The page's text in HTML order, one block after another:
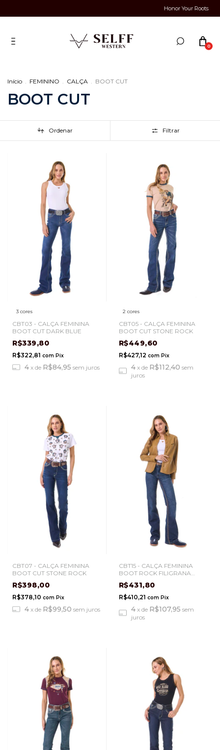
Honor Your Roots Desconto de
0
Início . FEMININO . CALÇA . BOOT CUT
BOOT CUT
Ordenar Filtrar
3 cores
CBT03 - CALÇA FEMININA
BOOT CUT DARK BLUE
R$339,80
R$322,81 com Pix
4 x de R$84,95 sem juros
2 cores
CBT05 - CALÇA FEMININA
BOOT CUT STONE ROCK
R$449,60
R$427,12 com Pix
4 x de R$112,40 sem
juros
CBT07 - CALÇA FEMININA
BOOT CUT STONE ROCK
R$398,00
R$378,10 com Pix
4 x de R$99,50 sem juros
CBT15 - CALÇA FEMININA
BOOT ROCK FILIGRANA
AZUL
R$431,80
R$410,21 com Pix
4 x de R$107,95 sem
juros